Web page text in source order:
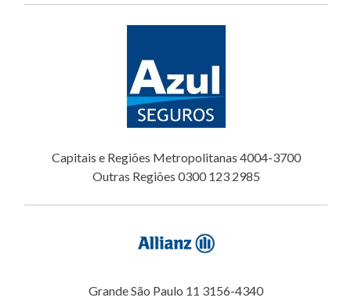
Capitais e Regiões Metropolitanas 4004-3700
Outras Regiões 0300 123 2985
Grande São Paulo 11 3156-4340